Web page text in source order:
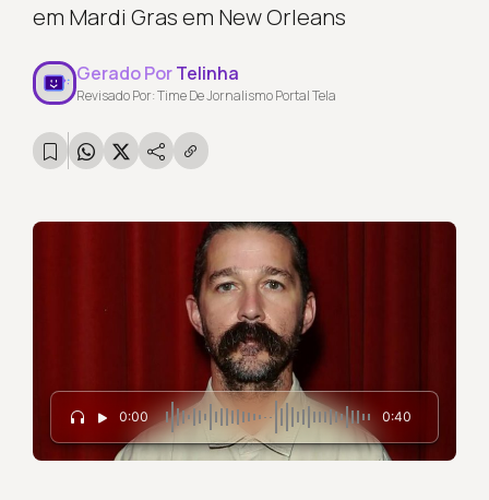
em Mardi Gras em New Orleans
Gerado PorTelinha
Revisado Por: Time De Jornalismo Portal Tela
0:00 0:40